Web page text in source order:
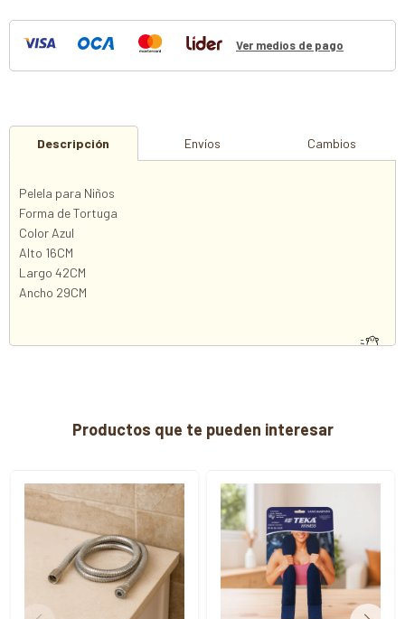
Ver medios de pago
Descripción Envíos Cambios
Pelela para Niños
Forma de Tortuga
Color Azul
Alto 16CM
Largo 42CM
Ancho 29CM
Productos que te pueden interesar